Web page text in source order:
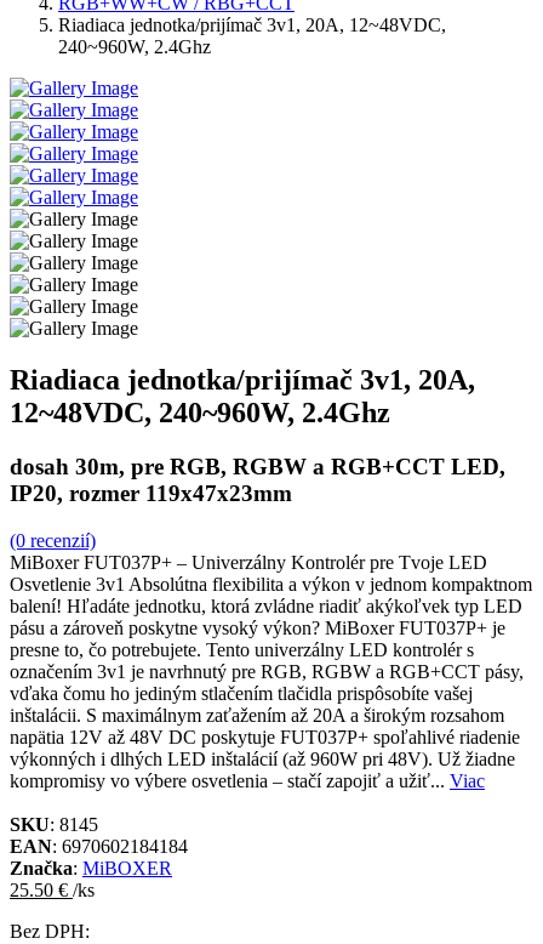
Riadiaca jednotka/prijímač 3v1, 20A, 12~48VDC,
240~960W, 2.4Ghz
Riadiaca jednotka/prijímač 3v1, 20A,
12~48VDC, 240~960W, 2.4Ghz
dosah 30m, pre RGB, RGBW a RGB+CCT LED,
IP20, rozmer 119x47x23mm
(0 recenzií)
MiBoxer FUT037P+ – Univerzálny Kontrolér pre Tvoje LED
Osvetlenie 3v1 Absolútna flexibilita a výkon v jednom kompaktnom
balení! Hľadáte jednotku, ktorá zvládne riadiť akýkoľvek typ LED
pásu a zároveň poskytne vysoký výkon? MiBoxer FUT037P+ je
presne to, čo potrebujete. Tento univerzálny LED kontrolér s
označením 3v1 je navrhnutý pre RGB, RGBW a RGB+CCT pásy,
vďaka čomu ho jediným stlačením tlačidla prispôsobíte vašej
inštalácii. S maximálnym zaťažením až 20A a širokým rozsahom
napätia 12V až 48V DC poskytuje FUT037P+ spoľahlivé riadenie
výkonných i dlhých LED inštalácií (až 960W pri 48V). Už žiadne
kompromisy vo výbere osvetlenia – stačí zapojiť a užiť... Viac
SKU: 8145
EAN: 6970602184184
Značka: MiBOXER
25.50 € /ks
Bez DPH: